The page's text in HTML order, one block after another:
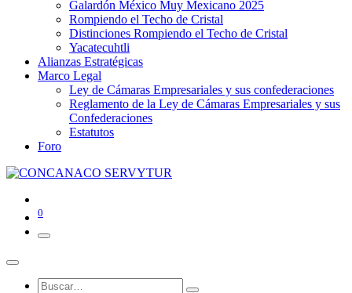
Galardón México Muy Mexicano 2025
Rompiendo el Techo de Cristal
Distinciones Rompiendo el Techo de Cristal
Yacatecuhtli
Alianzas Estratégicas
Marco Legal
Ley de Cámaras Empresariales y sus confederaciones
Reglamento de la Ley de Cámaras Empresariales y sus
Confederaciones
Estatutos
Foro
0